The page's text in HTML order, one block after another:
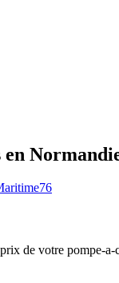
76
de votre pompe-